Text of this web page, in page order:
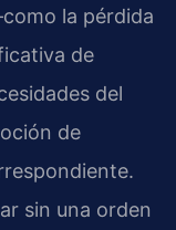
la pérdida
de
del
de
sin una orden